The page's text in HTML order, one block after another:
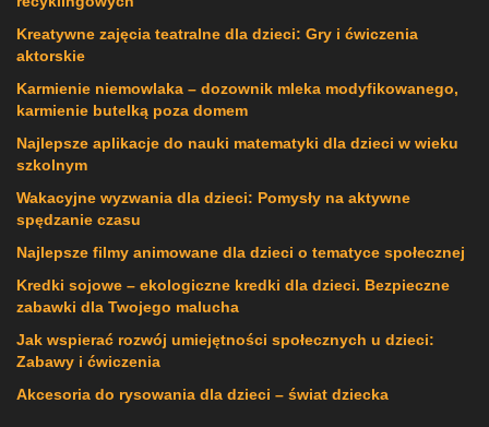
Kreatywne zajęcia teatralne dla dzieci: Gry i ćwiczenia
aktorskie
Karmienie niemowlaka – dozownik mleka modyfikowanego,
karmienie butelką poza domem
Najlepsze aplikacje do nauki matematyki dla dzieci w wieku
szkolnym
Wakacyjne wyzwania dla dzieci: Pomysły na aktywne
spędzanie czasu
Najlepsze filmy animowane dla dzieci o tematyce społecznej
Kredki sojowe – ekologiczne kredki dla dzieci. Bezpieczne
zabawki dla Twojego malucha
Jak wspierać rozwój umiejętności społecznych u dzieci:
Zabawy i ćwiczenia
Akcesoria do rysowania dla dzieci – świat dziecka